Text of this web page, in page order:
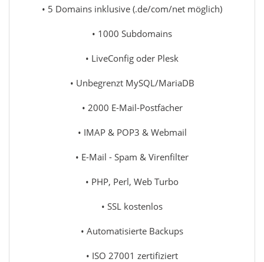
• 5 Domains inklusive (.de/com/net möglich)
• 1000 Subdomains
• LiveConfig oder Plesk
• Unbegrenzt MySQL/MariaDB
• 2000 E-Mail-Postfächer
• IMAP & POP3 & Webmail
• E-Mail - Spam & Virenfilter
• PHP, Perl, Web Turbo
• SSL kostenlos
• Automatisierte Backups
• ISO 27001 zertifiziert